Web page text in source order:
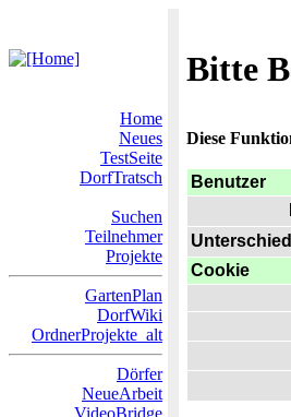
Bitte
Home
Neues
TestSeite
DorfTratsch
Suchen
Teilnehmer
Projekte
GartenPlan
DorfWiki
OrdnerProjekte_alt
Dörfer
NeueArbeit
VideoBridge
Diese
Benutzer
Cookie